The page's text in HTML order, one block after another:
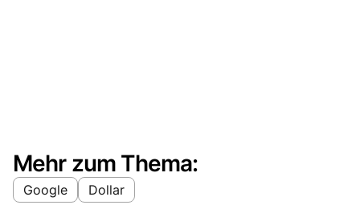
Mehr zum Thema:
Google Dollar